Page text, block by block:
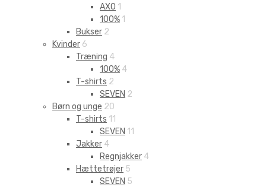
AXO 1
100% 1
Bukser 2
Kvinder 6
Træning 4
100% 4
T-shirts 2
SEVEN 2
Børn og unge 20
T-shirts 11
SEVEN 11
Jakker 4
Regnjakker 4
Hættetrøjer 5
SEVEN 5